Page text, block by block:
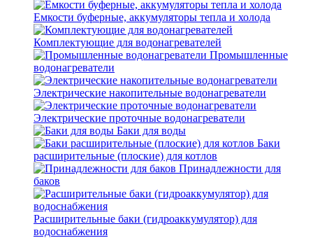
Емкости буферные, аккумуляторы тепла и холода
Комплектующие для водонагревателей
Промышленные
водонагреватели
Электрические накопительные водонагреватели
Электрические проточные водонагреватели
Баки для воды
Баки
расширительные (плоские) для котлов
Принадлежности для
баков
Расширительные баки (гидроаккумулятор) для
водоснабжения